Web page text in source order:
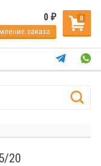
0
0₽
заказа
20